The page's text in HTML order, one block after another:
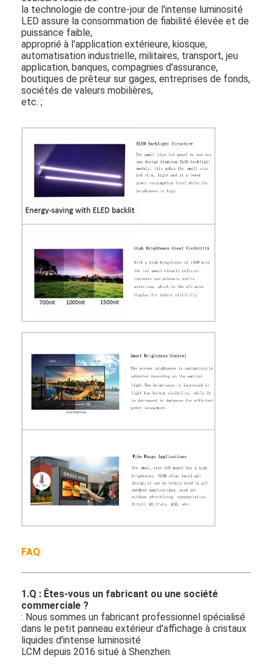
Affiche extérieure de Digital
Panneau étiré d'affichage à cristaux liquides
la technologie de contre-jour de l'intense luminosité
LED assure la consommation de fiabilité élevée et de
puissance faible,
approprié à l'application extérieure, kiosque,
automatisation industrielle, militaires, transport, jeu
application, banques, compagnies d'assurance,
boutiques de prêteur sur gages, entreprises de fonds,
sociétés de valeurs mobilières,
etc. ;
FAQ
1.Q : Êtes-vous un fabricant ou une société
commerciale ?
: Nous sommes un fabricant professionnel spécialisé
dans le petit panneau extérieur d'affichage à cristaux
liquides d'intense luminosité
LCM depuis 2016 situé à Shenzhen.